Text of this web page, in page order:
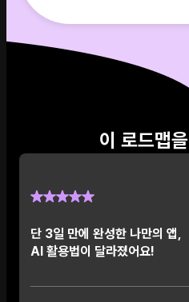
이 로드맵을
단 3일 만에 완성한 나만의 앱,
AI 활용법이 달라졌어요!